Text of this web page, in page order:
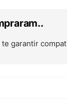
garantir